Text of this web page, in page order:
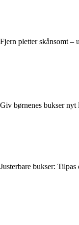
Fjern pletter skånsomt –
Giv børnenes bukser
Justerbare bukser: